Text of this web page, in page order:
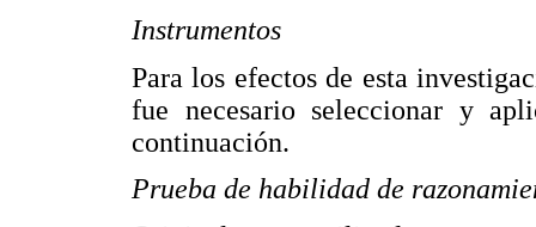
Instrumentos
Para los efectos de esta
fue necesario seleccionar y
continuación.
Prueba de habilidad de